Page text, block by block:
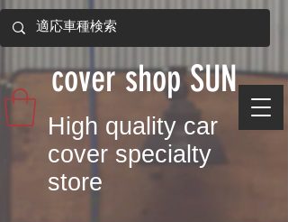
​High quality car
cover specialty
store
​cover shop SUN